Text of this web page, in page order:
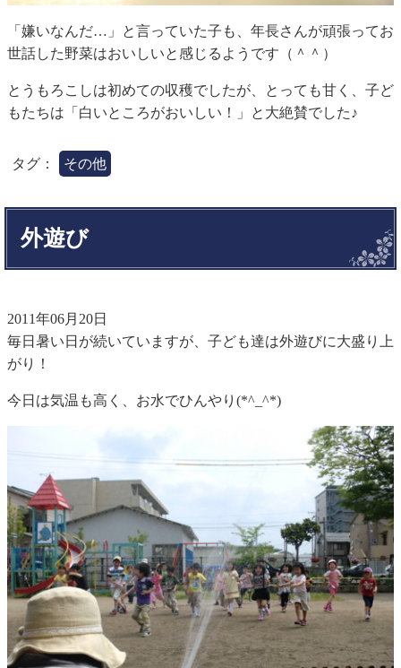
「嫌いなんだ…」と言っていた子も、年長さんが頑張ってお
世話した野菜はおいしいと感じるようです（＾＾）
とうもろこしは初めての収穫でしたが、とっても甘く、子ど
もたちは「白いところがおいしい！」と大絶賛でした♪
タグ： その他
外遊び
2011年06月20日
毎日暑い日が続いていますが、子ども達は外遊びに大盛り上
がり！
今日は気温も高く、お水でひんやり(*^_^*)